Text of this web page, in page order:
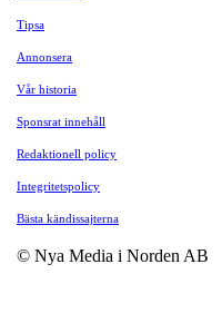
Tipsa
Annonsera
Vår historia
Sponsrat innehåll
Redaktionell policy
Integritetspolicy
Bästa kändissajterna
© Nya Media i Norden AB